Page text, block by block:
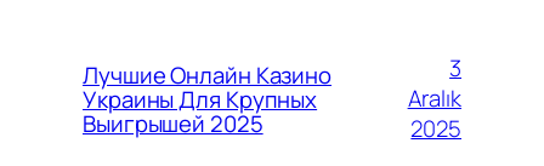
Лучшие Онлайн Казино
Украины Для Крупных
Выигрышей 2025
3
Aralık
2025